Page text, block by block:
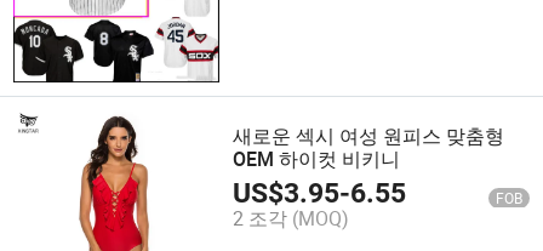
새로운 섹시 여성 원피스 맞춤형
OEM 하이컷 비키니
US$3.95-6.55 FOB
2 조각 (MOQ)